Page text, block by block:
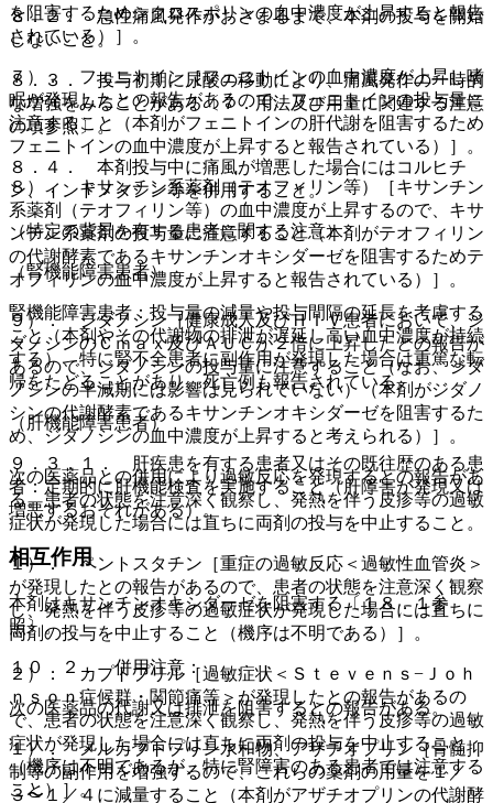
を阻害するためシクロスポリンの血中濃度が上昇すると報告
されている）］。
７）． フェニトイン［フェニトインの血中濃度が上昇し嗜
眠が発現したとの報告があるので、フェニトインの投与量に
注意すること（本剤がフェニトインの肝代謝を阻害するため
フェニトインの血中濃度が上昇すると報告されている）］。
８）． キサンチン系薬剤（テオフィリン等）［キサンチン
系薬剤（テオフィリン等）の血中濃度が上昇するので、キサ
ンチン系薬剤の投与量に注意すること（本剤がテオフィリン
の代謝酵素であるキサンチンオキシダーゼを阻害するためテ
オフィリンの血中濃度が上昇すると報告されている）］。
９）． ジダノシン［健康成人及びＨＩＶ患者において、ジ
ダノシンのＣｍａｘ及びＡＵＣが２倍に上昇したとの報告が
あるので、ジダノシンの投与量に注意すること（なお、ジダ
ノシンの半減期には影響は見られていない）（本剤がジダノ
シンの代謝酵素であるキサンチンオキシダーゼを阻害するた
め、ジダノシンの血中濃度が上昇すると考えられる）］。
次の医薬品との併用により過敏反応を発現するとの報告があ
る。患者の状態を注意深く観察し、発熱を伴う皮疹等の過敏
症状が発現した場合には直ちに両剤の投与を中止すること。
１）． ペントスタチン［重症の過敏反応＜過敏性血管炎＞
が発現したとの報告があるので、患者の状態を注意深く観察
し、発熱を伴う皮疹等の過敏症状が発現した場合には直ちに
両剤の投与を中止すること（機序は不明である）］。
２）． カプトプリル［過敏症状＜Ｓｔｅｖｅｎｓ−Ｊｏｈ
ｎｓｏｎ症候群・関節痛等＞が発現したとの報告があるの
で、患者の状態を注意深く観察し、発熱を伴う皮疹等の過敏
症状が発現した場合には直ちに両剤の投与を中止すること
（機序は不明であるが、特に腎障害のある患者では注意する
こと）］。
８．２． 急性痛風発作がおさまるまで、本剤の投与を開始
しないこと。
８．３． 投与初期に尿酸の移動により、痛風発作の一時的
な増強をみることがある〔７．用法及び用量に関連する注意
の項参照〕。
８．４． 本剤投与中に痛風が増悪した場合にはコルヒチ
ン、インドメタシン等を併用すること。
（特定の背景を有する患者に関する注意）
（腎機能障害患者）
腎機能障害患者：投与量の減量や投与間隔の延長を考慮する
こと（本剤やその代謝物の排泄が遅延し高い血中濃度が持続
する）、特に腎不全患者に副作用が発現した場合は重篤な転
帰をたどることがあり、死亡例も報告されている。
（肝機能障害患者）
９．３．１． 肝疾患を有する患者又はその既往歴のある患
者：定期的に肝機能検査を実施すること（肝障害が発現又は
増悪するおそれがある）。
相互作用
本剤はキサンチンオキシダーゼを阻害する〔１８．１参
照〕。
１０．２． 併用注意：
次の医薬品の代謝又は排泄を阻害するとの報告がある。
１）． メルカプトプリン水和物、アザチオプリン［骨髄抑
制等の副作用を増強するので、これらの薬剤の用量を１／
３〜１／４に減量すること（本剤がアザチオプリンの代謝酵